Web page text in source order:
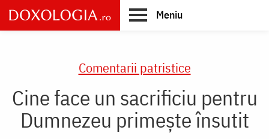
Skip
to
main
Meniu
Comentarii patristice
Cine face un sacrificiu pentru
Dumnezeu primește însutit